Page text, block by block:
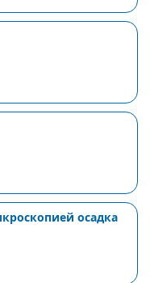
осадка